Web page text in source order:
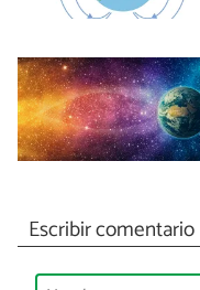
Escribir comentario